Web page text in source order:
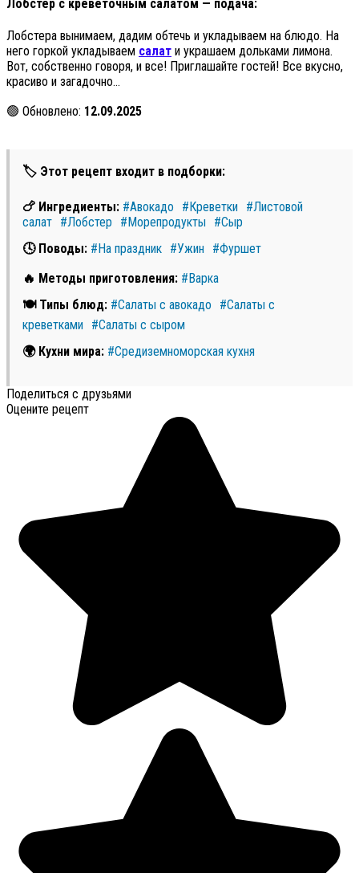
Лобстер с креветочным салатом — подача:
Лобстера вынимаем, дадим обтечь и укладываем на блюдо. На
него горкой укладываем салат и украшаем дольками лимона.
Вот, собственно говоря, и все! Приглашайте гостей! Все вкусно,
красиво и загадочно…
🟢 Обновлено: 12.09.2025
🏷 Этот рецепт входит в подборки:
🍗 Ингредиенты: #Авокадо #Креветки #Листовой
салат #Лобстер #Морепродукты #Сыр
🕓 Поводы: #На праздник #Ужин #Фуршет
🔥 Методы приготовления: #Варка
🍽 Типы блюд: #Салаты с авокадо
#Салаты с
креветками #Салаты с сыром
🌍 Кухни мира: #Средиземноморская кухня
Поделиться с друзьями
Оцените рецепт